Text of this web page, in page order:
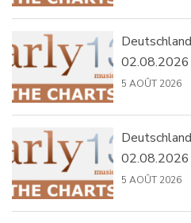
02.08.2026
5 AOÛT 2026
02.08.2026
5 AOÛT 2026